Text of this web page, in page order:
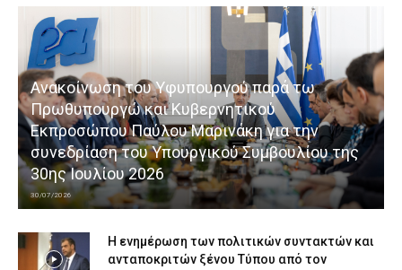
Ανακοίνωση του Υφυπουργού παρά τω
Πρωθυπουργώ και Κυβερνητικού
Εκπροσώπου Παύλου Μαρινάκη για την
συνεδρίαση του Υπουργικού Συμβουλίου της
30ης Ιουλίου 2026
30/07/2026
Η ενημέρωση των πολιτικών συντακτών και
ανταποκριτών ξένου Τύπου από τον